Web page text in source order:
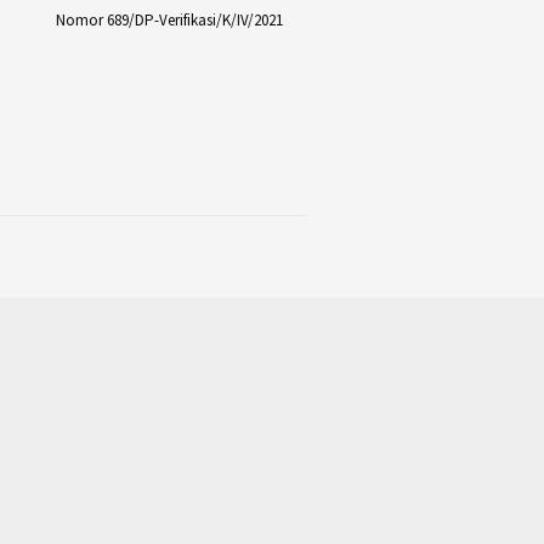
Nomor 689/DP-Verifikasi/K/IV/2021